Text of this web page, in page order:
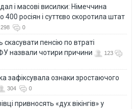
і масові висилки: Німеччина
росіян і суттєво скоротила штат
298 0
пенсію по втраті
назвали чотири причини
123
зафіксувала ознаки зростаючого
304 0
привносять «дух вікінгів» у